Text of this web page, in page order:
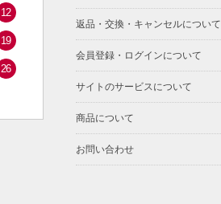
12
19
26
返品・交換・キャンセルについて
会員登録・ログインについて
サイトのサービスについて
商品について
お問い合わせ